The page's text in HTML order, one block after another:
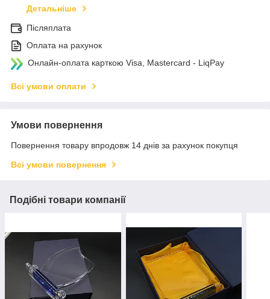
Детальніше
Післяплата
Оплата на рахунок
Онлайн-оплата карткою Visa, Mastercard - LiqPay
Всі умови оплати
Умови повернення
Повернення товару впродовж 14 днів за рахунок покупця
Всі умови повернення
Подібні товари компанії